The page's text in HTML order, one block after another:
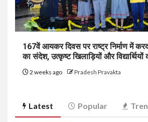
167वें आयकर दिवस पर राष्ट्र निर्माण में
का संदेश, उत्कृष्ट खिलाड़ियों और
2 weeks ago Pradesh Pravakta
Latest Popular